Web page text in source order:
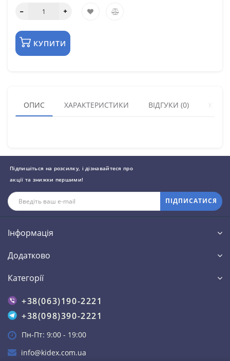
КУПИТИ
ОПИС ХАРАКТЕРИСТИКИ ВІДГУКИ (0)
Підпишіться на розсилку, і дізнавайтеся про
акції та знижки першими!
ПІДПИСАТИСЯ
Інформація
Додатково
Категорії
+38(063)190-2221
+38(098)390-2221
Пн-Пт: 9:00 - 19:00
info@kidex.com.ua